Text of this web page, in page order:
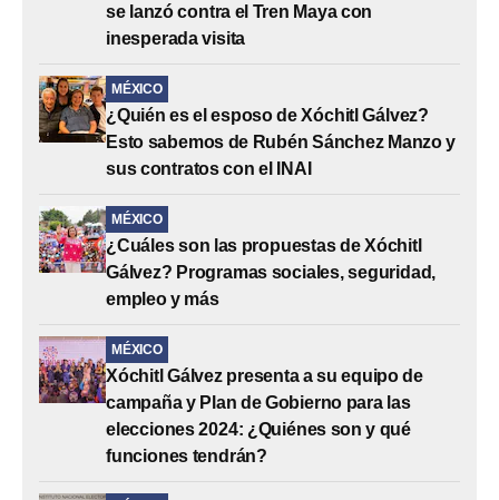
se lanzó contra el Tren Maya con
inesperada visita
MÉXICO
¿Quién es el esposo de Xóchitl Gálvez?
Esto sabemos de Rubén Sánchez Manzo y
sus contratos con el INAI
MÉXICO
¿Cuáles son las propuestas de Xóchitl
Gálvez? Programas sociales, seguridad,
empleo y más
MÉXICO
Xóchitl Gálvez presenta a su equipo de
campaña y Plan de Gobierno para las
elecciones 2024: ¿Quiénes son y qué
funciones tendrán?